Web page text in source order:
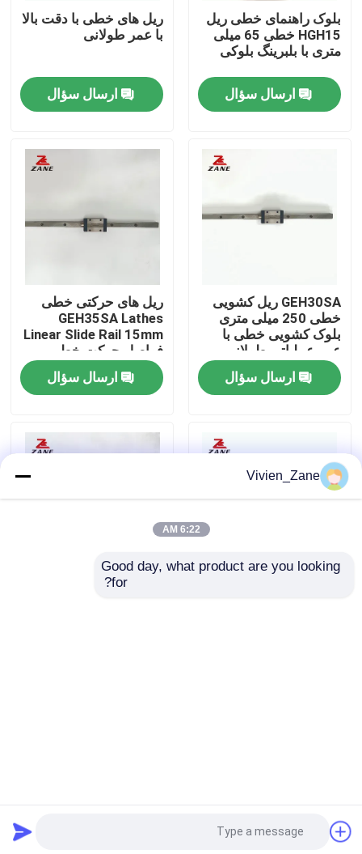
خانه
کنترل کیفیت
اخبار
همه موارد
راهنمای خطی
محرک تک محور
بلوک راهنمای خطی ریل
HGH15 خطی 65 میلی
متری با بلبرینگ بلوکی
ارسال سؤال
ریل های خطی با دقت بالا
با عمر طولانی
ارسال سؤال
GEH30SA ریل کشویی
خطی 250 میلی متری
بلوک کشویی خطی با
عمر عملیاتی طولانی
ارسال سؤال
ریل های حرکتی خطی
GEH35SA Lathes
Linear Slide Rail 15mm
فواصل حرکت خطی
GEH35CA
ارسال سؤال
راهنمای کشویی خطی
Jiangsu Zane Machinery Technology Co.,ltd. All
Vivien_Zane
6:22 AM
Good day, what product are you looking
for?